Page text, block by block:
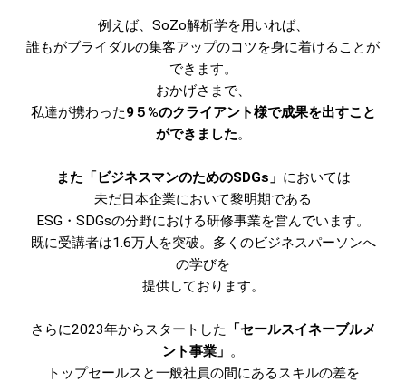
例えば、SoZo解析学を用いれば、
誰もがブライダルの集客アップのコツを身に着けることが
できます。
おかげさまで、
私達が携わった9５%のクライアント様で成果を出すこと
ができました。
また「ビジネスマンのためのSDGs」 においては
未だ日本企業において黎明期である
ESG・SDGsの分野における研修事業を営んでいます。
既に受講者は1.6万人を突破。多くのビジネスパーソンへ
の学びを
提供しております。
さらに2023年からスタートした 「セールスイネーブルメ
ント事業」 。
トップセールスと一般社員の間にあるスキルの差を